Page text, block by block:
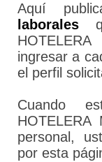
Aquí
laborales
ingresar a
el perfil
Cuando
personal,
por esta